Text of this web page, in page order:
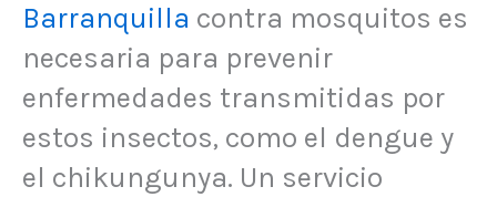
Barranquilla contra mosquitos es
necesaria para prevenir
enfermedades transmitidas por
estos insectos, como el dengue y
el chikungunya. Un servicio